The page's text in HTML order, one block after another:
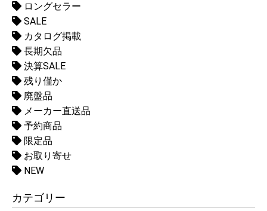
ロングセラー
SALE
カタログ掲載
長期欠品
決算SALE
残り僅か
廃盤品
メーカー直送品
予約商品
限定品
お取り寄せ
NEW
カテゴリー